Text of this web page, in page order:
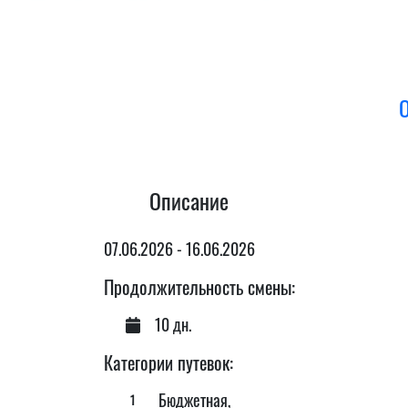
Описание
07.06.2026 - 16.06.2026
Продолжительность смены:
10 дн.
Категории путевок:
Бюджетная,